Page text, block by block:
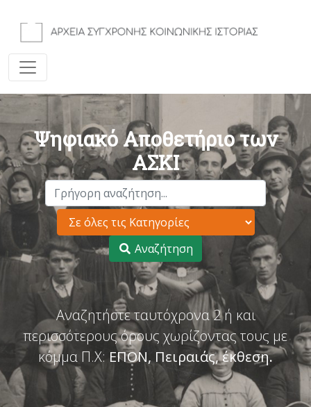
Ψηφιακό Αποθετήριο των
ΑΣΚΙ
Αναζήτηση
Αναζητήστε ταυτόχρονα 2 ή και
περισσότερους όρους χωρίζοντας τους με
κόμμα Π.Χ: ΕΠΟΝ, Πειραιάς, έκθεση.